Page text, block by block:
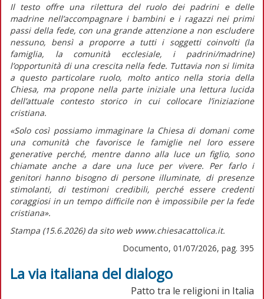
Il testo offre una rilettura del ruolo dei padrini e delle
madrine nell’accompagnare i bambini e i ragazzi nei primi
passi della fede, con una grande attenzione a non escludere
nessuno, bensì a proporre a tutti i soggetti coinvolti (la
famiglia, la comunità ecclesiale, i padrini/madrine)
l’opportunità di una crescita nella fede. Tuttavia non si limita
a questo particolare ruolo, molto antico nella storia della
Chiesa, ma propone nella parte iniziale una lettura lucida
dell’attuale contesto storico in cui collocare l’iniziazione
cristiana.
«Solo così possiamo immaginare la Chiesa di domani come
una comunità che favorisce le famiglie nel loro essere
generative perché, mentre danno alla luceun figlio, sono
chiamate anche adare una luce per vivere. Per farlo i
genitori hanno bisogno di persone illuminate, di presenze
stimolanti, di testimoni credibili, perché essere credenti
coraggiosi in un tempo difficile non è impossibile per la fede
cristiana».
Stampa (15.6.2026) da sito web www.chiesacattolica.it.
Documento, 01/07/2026, pag. 395
La via italiana del dialogo
Patto tra le religioni in Italia